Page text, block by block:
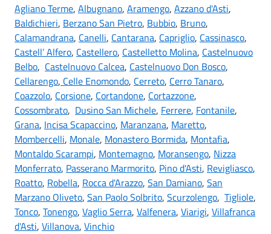
Agliano Terme, Albugnano, Aramengo, Azzano d'Asti,
Baldichieri, Berzano San Pietro, Bubbio, Bruno,
Calamandrana, Canelli, Cantarana, Capriglio, Cassinasco,
Castell’ Alfero, Castellero, Castelletto Molina, Castelnuovo
Belbo, Castelnuovo Calcea, Castelnuovo Don Bosco,
Cellarengo, Celle Enomondo, Cerreto, Cerro Tanaro,
Coazzolo, Corsione, Cortandone, Cortazzone,
Cossombrato, Dusino San Michele, Ferrere, Fontanile,
Grana, Incisa Scapaccino, Maranzana, Maretto,
Mombercelli, Monale, Monastero Bormida, Montafia,
Montaldo Scarampi, Montemagno, Moransengo, Nizza
Monferrato, Passerano Marmorito, Pino d'Asti, Revigliasco,
Roatto, Robella, Rocca d'Arazzo, San Damiano, San
Marzano Oliveto, San Paolo Solbrito, Scurzolengo, Tigliole,
Tonco, Tonengo, Vaglio Serra, Valfenera, Viarigi, Villafranca
d'Asti, Villanova, Vinchio